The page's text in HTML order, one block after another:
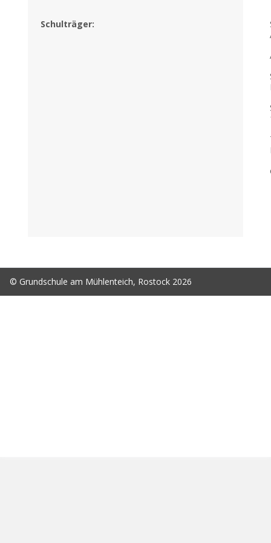
Schulträger:
© Grundschule am Mühlenteich, Rostock 2026